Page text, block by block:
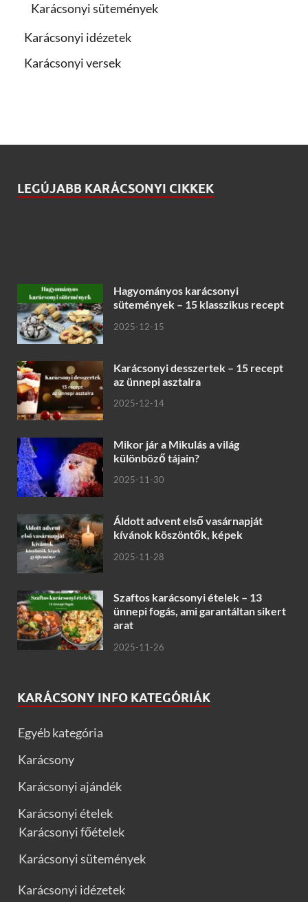
Karácsonyi sütemények
Karácsonyi idézetek
Karácsonyi versek
LEGÚJABB KARÁCSONYI CIKKEK
Hagyományos karácsonyi
sütemények – 15 klasszikus recept
2025-12-15
Karácsonyi desszertek – 15 recept
az ünnepi asztalra
2025-12-14
Mikor jár a Mikulás a világ
különböző tájain?
2025-11-30
Áldott advent első vasárnapját
kívánok köszöntők, képek
2025-11-28
Szaftos karácsonyi ételek – 13
ünnepi fogás, ami garantáltan sikert
arat
2025-11-26
KARÁCSONY INFO KATEGÓRIÁK
Egyéb kategória
Karácsony
Karácsonyi ajándék
Karácsonyi ételek
Karácsonyi főételek
Karácsonyi sütemények
Karácsonyi idézetek